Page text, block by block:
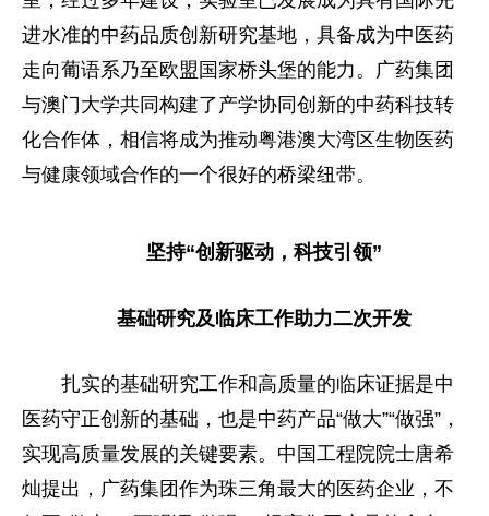
进水准的中药品质创新研究基地，具备成为中医药
走向葡语系乃至欧盟国家桥头堡的能力。广药集团
与澳门大学共同构建了产学协同创新的中药科技转
化合作体，相信将成为推动粤港澳大湾区生物医药
与健康领域合作的一个很好的桥梁纽带。
坚持“创新驱动，科技引领”
基础研究及临床工作助力二次开发
扎实的基础研究工作和高质量的临床证据是中
医药守正创新的基础，也是中药产品“做大”“做强”，
实现高质量发展的关键要素。中国工程院院士唐希
灿提出，广药集团作为珠三角最大的医药企业，不